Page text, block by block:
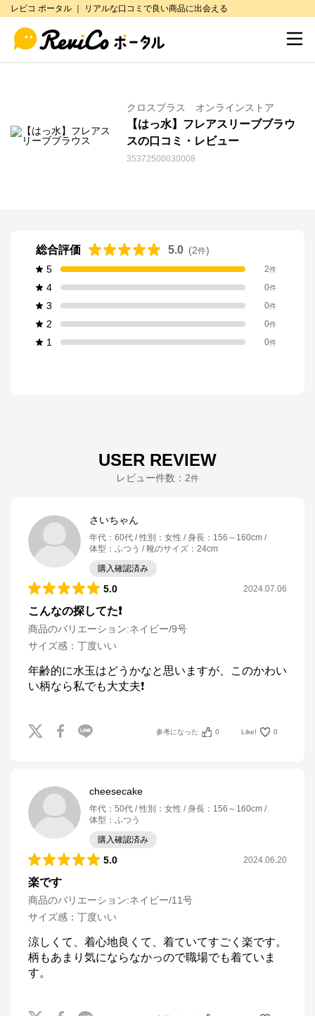
レビコ ポータル ｜ リアルな口コミで良い商品に出会える
クロスプラス オンラインストア
【はっ水】フレアスリーブブラウ
スの口コミ・レビュー
35372500030008
総合評価 5.0 (2件)
5
2件
4 0件
3 0件
2 0件
1 0件
USER REVIEW
レビュー件数： 2件
さいちゃん
年代 ： 60代 性別 ： 女性 身長 ： 156～160cm
体型 ： ふつう 靴のサイズ ： 24cm
購入確認済み
5.0 2024.07.06
こんなの探してた❗
商品のバリエーション:ネイビー/9号
サイズ感 ： 丁度いい
年齢的に水玉はどうかなと思いますが、このかわい
参考になった 0 Like! 0
cheesecake
年代 ： 50代 性別 ： 女性 身長 ： 156～160cm
体型 ： ふつう
購入確認済み
5.0 2024.06.20
楽です
商品のバリエーション:ネイビー/11号
サイズ感 ： 丁度いい
涼しくて、着心地良くて、着ていてすごく楽です。
柄もあまり気にならなかっので職場でも着ていま
す。